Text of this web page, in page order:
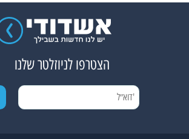
הצטרפו לניוזלטר שלנו